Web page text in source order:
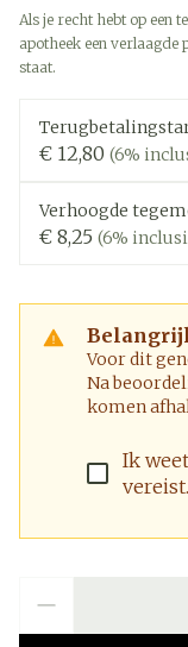
Als je recht hebt op een
apotheek een verlaagde
staat.
€ 12,80 (6%
Verhoogde
€ 8,25 (6%
Voor dit
Na
komen
Ik
vereist.